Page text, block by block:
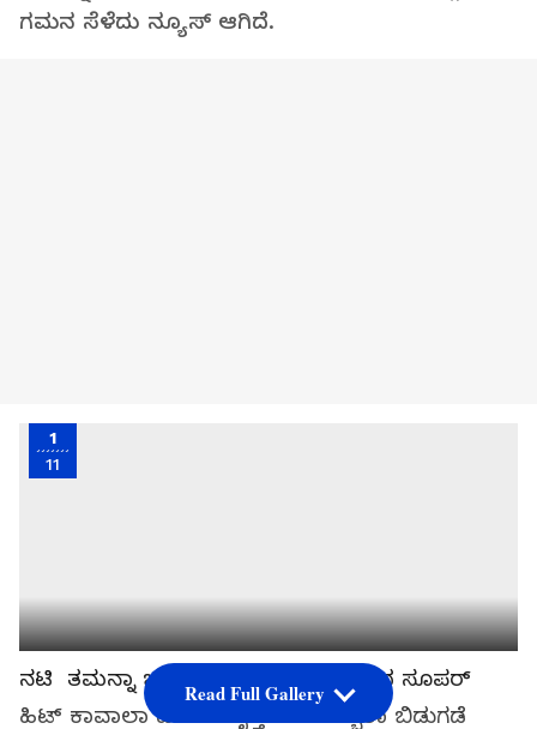
ಗಮನ ಸೆಳೆದು ನ್ಯೂಸ್‌ ಆಗಿದೆ.
1
11
ನಟಿ ತಮನ್ನಾ ಭಾಟಿಯಾ ಮುಂಬೈನಲ್ಲಿ ನಡೆದ ಸೂಪರ್‌
ಹಿಟ್‌ ಕಾವಾಲಾ ಹಿಂದಿ ಆವೃತ್ತಿ ತು ಆ ದಿಲ್ಬರಾ ಬಿಡುಗಡೆ
Read Full Gallery